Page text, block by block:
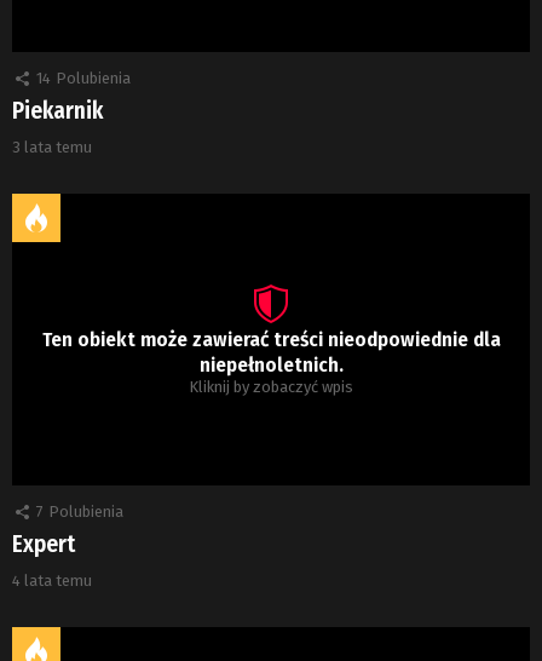
14 Polubienia
Piekarnik
3 lata temu
Ten obiekt może zawierać treści nieodpowiednie dla
niepełnoletnich.
Kliknij by zobaczyć wpis
7 Polubienia
Expert
4 lata temu